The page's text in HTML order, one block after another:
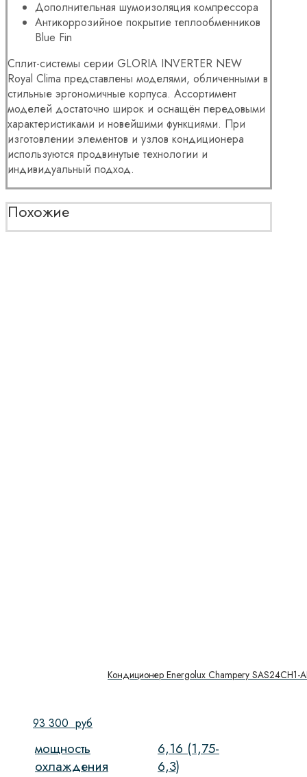
Дополнительная шумоизоляция компрессора
Антикоррозийное покрытие теплообменников
Blue Fin
Сплит-системы серии GLORIA INVERTER NEW
Royal Clima представлены моделями, обличенными в
стильные эргономичные корпуса. Ассортимент
моделей достаточно широк и оснащён передовыми
характеристиками и новейшими функциями. При
изготовлении элементов и узлов кондиционера
используются продвинутые технологии и
индивидуальный подход.
Похожие
Кондиционер Energolux Champery SAS24CH1-
93 300 руб
мощность
охлаждения
6,16 (1,75-
6,3)